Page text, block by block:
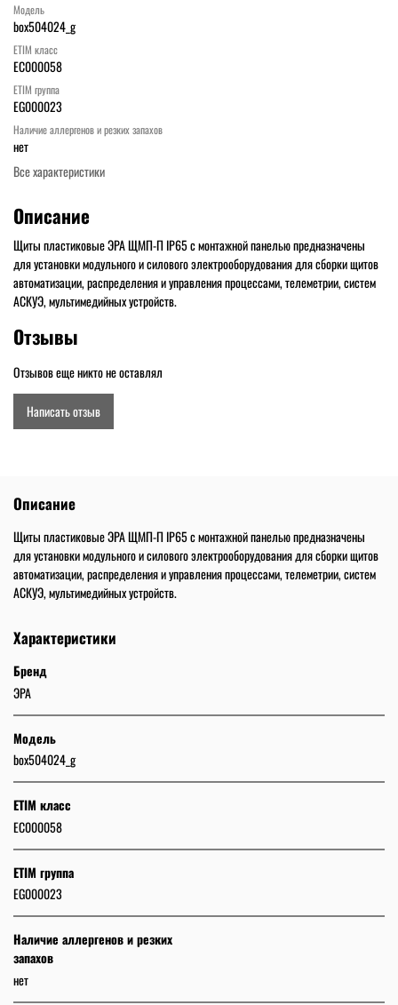
Модель
box504024_g
ETIM класс
EC000058
ETIM группа
EG000023
Наличие аллергенов и резких запахов
нет
Все характеристики
Описание
Щиты пластиковые ЭРА ЩМП-П IP65 с монтажной панелью предназначены
для установки модульного и силового электрооборудования для сборки щитов
автоматизации, распределения и управления процессами, телеметрии, систем
АСКУЭ, мультимедийных устройств.
Отзывы
Отзывов еще никто не оставлял
Написать отзыв
Описание
Щиты пластиковые ЭРА ЩМП-П IP65 с монтажной панелью предназначены
для установки модульного и силового электрооборудования для сборки щитов
автоматизации, распределения и управления процессами, телеметрии, систем
АСКУЭ, мультимедийных устройств.
Характеристики
Бренд
ЭРА
Модель
box504024_g
ETIM класс
EC000058
ETIM группа
EG000023
Наличие аллергенов и резких
запахов
нет